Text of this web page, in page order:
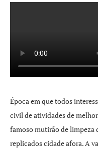
Época em que todos
civil de atividades de
famoso mutirão de limpeza
replicados cidade afora. A